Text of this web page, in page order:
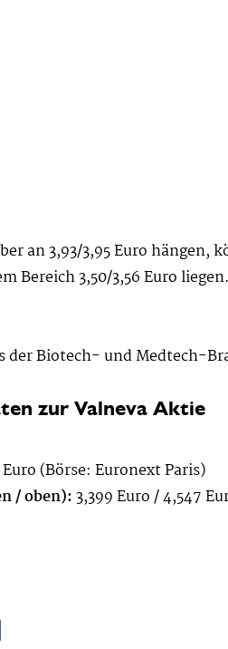
an 3,93/3,95 Euro
Bereich 3,50/3,56 Euro
der Biotech- und Medtech-
zur Valneva Aktie
(Börse: Euronext Paris)
/ oben):3,399 Euro / 4,547